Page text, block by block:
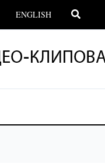
ENGLISH Претрага